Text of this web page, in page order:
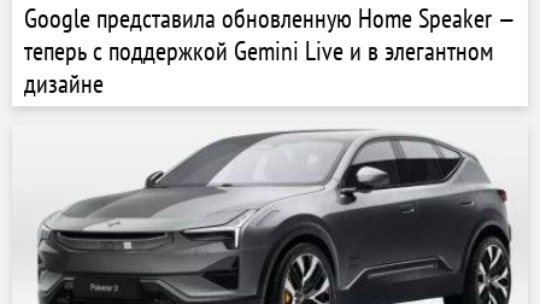
Google представила обновленную Home Speaker —
теперь с поддержкой Gemini Live и в элегантном
дизайне